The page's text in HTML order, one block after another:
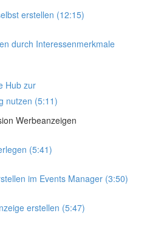
erstellen (12:15)
durch Interessenmerkmale
Hub zur
nutzen (5:11)
Werbeanzeigen
(5:41)
im Events Manager (3:50)
erstellen (5:47)